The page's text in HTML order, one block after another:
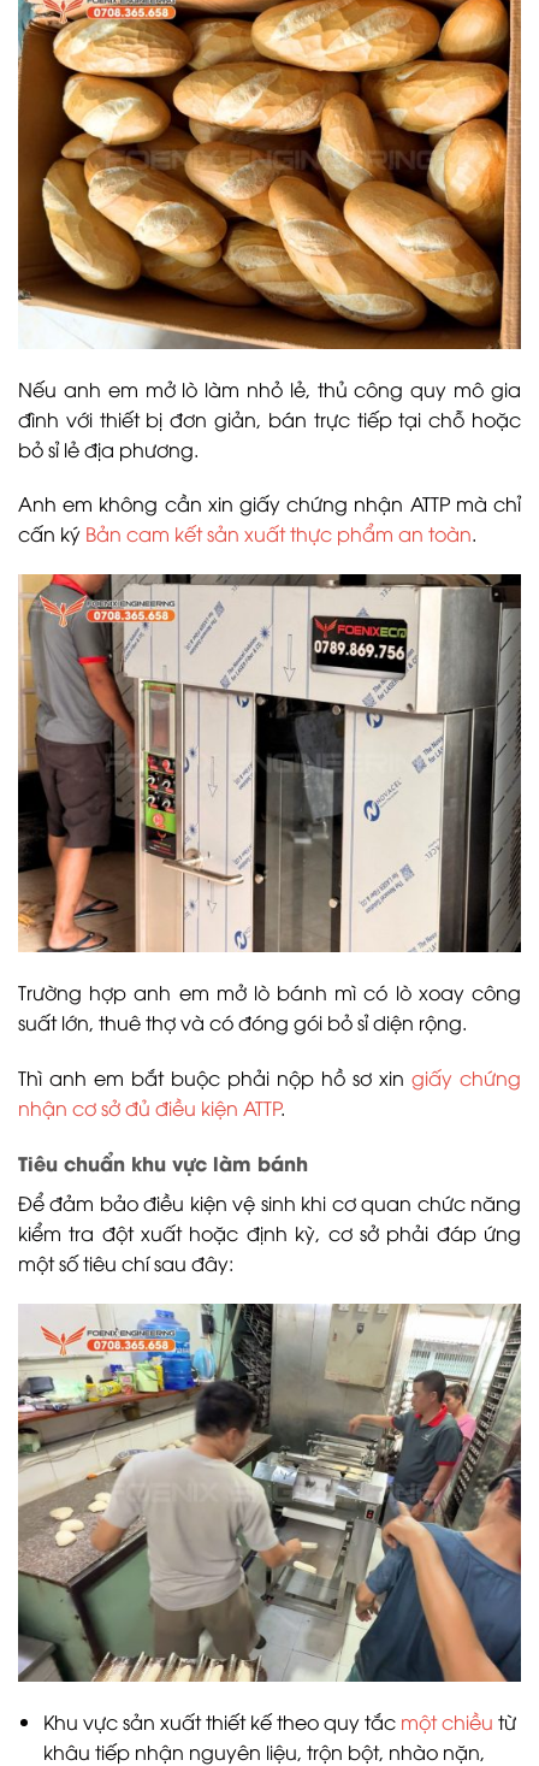
Nếu anh em mở lò làm nhỏ lẻ, thủ công quy mô gia
đình với thiết bị đơn giản, bán trực tiếp tại chỗ hoặc
bỏ sỉ lẻ địa phương.
Anh em không cần xin giấy chứng nhận ATTP mà chỉ
cấn ký Bản cam kết sản xuất thực phẩm an toàn.
Trường hợp anh em mở lò bánh mì có lò xoay công
suất lớn, thuê thợ và có đóng gói bỏ sỉ diện rộng.
Thì anh em bắt buộc phải nộp hồ sơ xin giấy chứng
nhận cơ sở đủ điều kiện ATTP.
Tiêu chuẩn khu vực làm bánh
Để đảm bảo điều kiện vệ sinh khi cơ quan chức năng
kiểm tra đột xuất hoặc định kỳ, cơ sở phải đáp ứng
một số tiêu chí sau đây:
Khu vực sản xuất thiết kế theo quy tắc một chiều từ
khâu tiếp nhận nguyên liệu, trộn bột, nhào nặn,